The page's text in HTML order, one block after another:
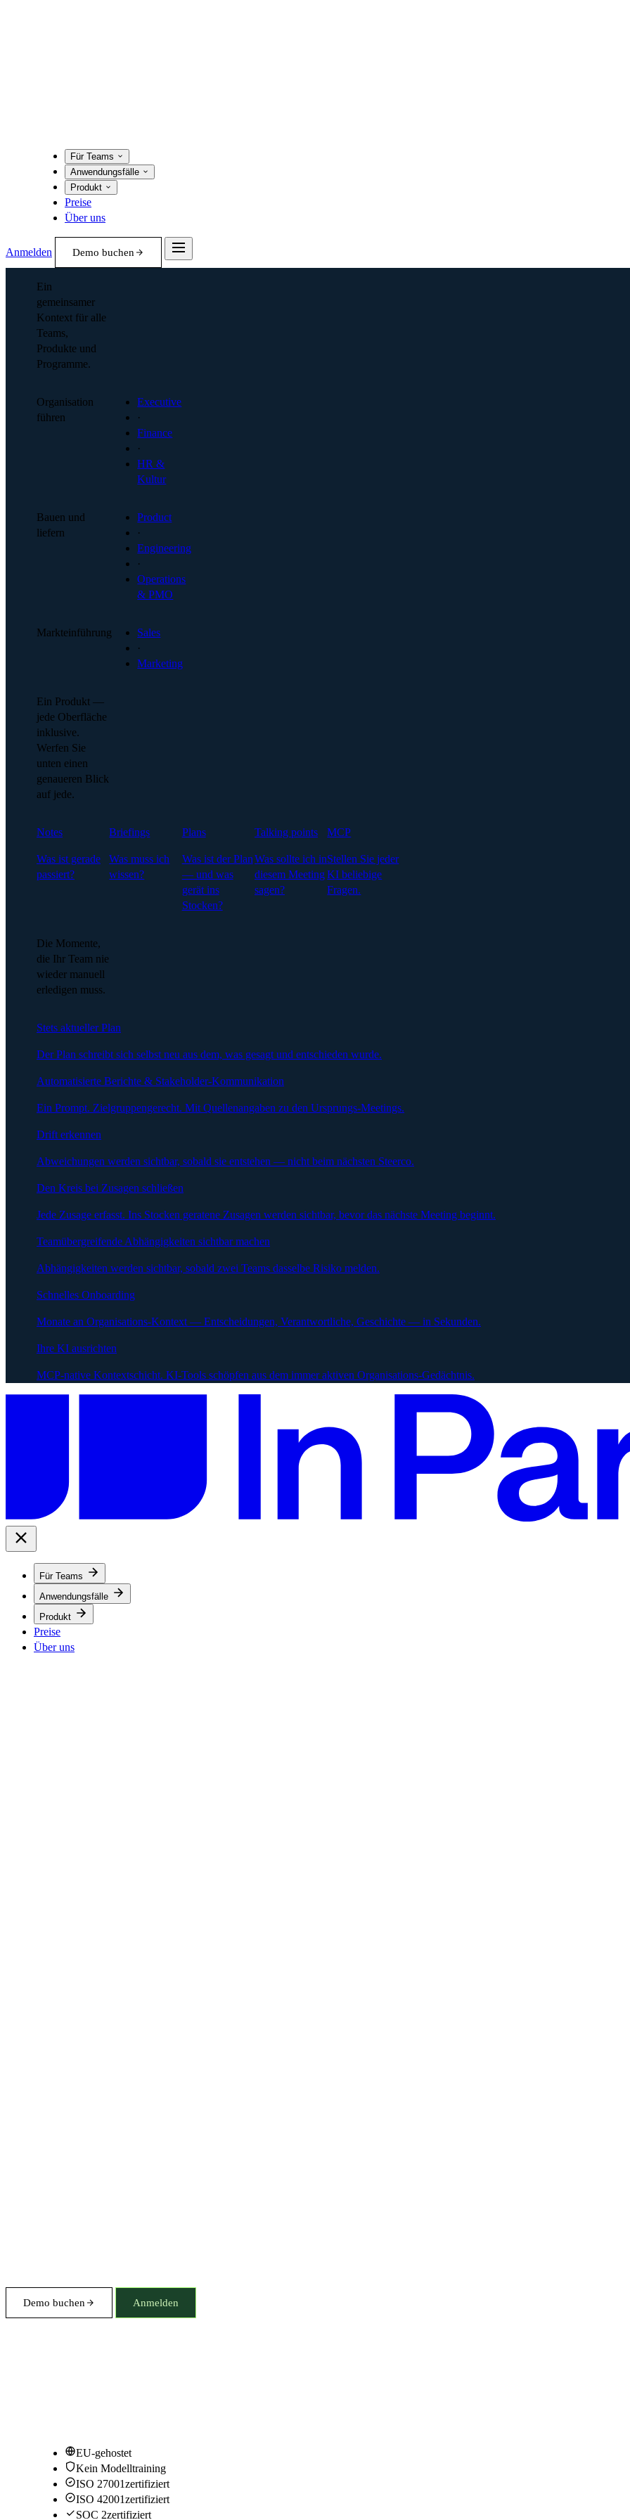
Für Teams
Anwendungsfälle
Produkt
Preise
Über uns
Anmelden Demo buchen
Ein
gemeinsamer
Kontext für alle
Teams,
Produkte und
Programme.
Organisation
führen
Executive
·
Finance
·
HR &
Kultur
Bauen und
liefern
Product
·
Engineering
·
Operations
& PMO
Markteinführung
Sales
·
Marketing
Ein Produkt —
jede Oberfläche
inklusive.
Werfen Sie
unten einen
genaueren Blick
auf jede.
Notes
Was ist gerade
passiert?
Briefings
Was muss ich
wissen?
Plans
Was ist der Plan
— und was
gerät ins
Stocken?
Talking points
Was sollte ich in
diesem Meeting
sagen?
MCP
Stellen Sie jeder
KI beliebige
Fragen.
Die Momente,
die Ihr Team nie
wieder manuell
erledigen muss.
Stets aktueller Plan
Der Plan schreibt sich selbst neu aus dem, was gesagt und entschieden wurde.
Automatisierte Berichte & Stakeholder-Kommunikation
Ein Prompt. Zielgruppengerecht. Mit Quellenangaben zu den Ursprungs-Meetings.
Drift erkennen
Abweichungen werden sichtbar, sobald sie entstehen — nicht beim nächsten Steerco.
Den Kreis bei Zusagen schließen
Jede Zusage erfasst. Ins Stocken geratene Zusagen werden sichtbar, bevor das nächste Meeting beginnt.
Teamübergreifende Abhängigkeiten sichtbar machen
Abhängigkeiten werden sichtbar, sobald zwei Teams dasselbe Risiko melden.
Schnelles Onboarding
Monate an Organisations-Kontext — Entscheidungen, Verantwortliche, Geschichte — in Sekunden.
Ihre KI ausrichten
MCP-native Kontextschicht. KI-Tools schöpfen aus dem immer aktiven Organisations-Gedächtnis.
Für Teams
Anwendungsfälle
Produkt
Preise
Über uns
Demo buchen Anmelden
EU-gehostet
Kein Modelltraining
ISO 27001zertifiziert
ISO 42001zertifiziert
SOC 2zertifiziert